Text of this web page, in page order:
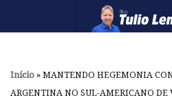
o
conteúdo
Início»MANTENDO HEGEMONIA
ARGENTINA NO SUL-AMERICANO DE